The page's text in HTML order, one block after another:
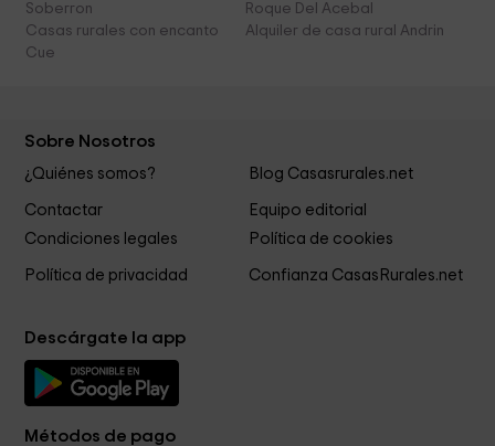
Soberron
Roque Del Acebal
Casas rurales con encanto
Cue
Alquiler de casa rural Andrin
Sobre Nosotros
¿Quiénes somos? Blog Casasrurales.net
Contactar
Equipo editorial
Condiciones legales
Política de cookies
Política de privacidad Confianza CasasRurales.net
Descárgate la app
Métodos de pago